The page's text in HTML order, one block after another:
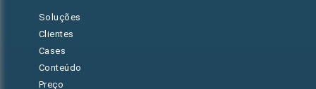
Soluções
Clientes
Cases
Conteúdo
Preço